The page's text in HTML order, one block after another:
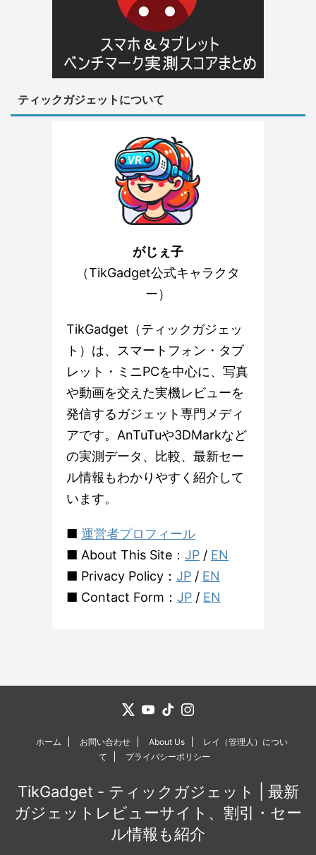
ティックガジェットについて
がじぇ子
（TikGadget公式キャラクタ
ー）
TikGadget（ティックガジェッ
ト）は、スマートフォン・タブ
レット・ミニPCを中心に、写真
や動画を交えた実機レビューを
発信するガジェット専門メディ
アです。AnTuTuや3DMarkなど
の実測データ、比較、最新セー
ル情報もわかりやすく紹介して
います。
■ 運営者プロフィール
■ About This Site： JP / EN
■ Privacy Policy： JP / EN
■ Contact Form： JP / EN
ホーム お問い合わせ About Us
レイ（管理人）につい
て
プライバシーポリシー
TikGadget - ティックガジェット | 最新
ガジェットレビューサイト、割引・セー
ル情報も紹介